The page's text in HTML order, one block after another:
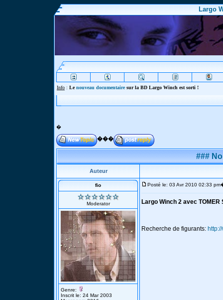
Largo
Info Webmaster
�
���
###
Auteur
fio
Moderator
Genre:
Inscrit le: 24 Mar 2003
Posté le: 03 Avr 2010 02:33 pm
Largo Winch 2 avec TOMER
Recherche de figurants: